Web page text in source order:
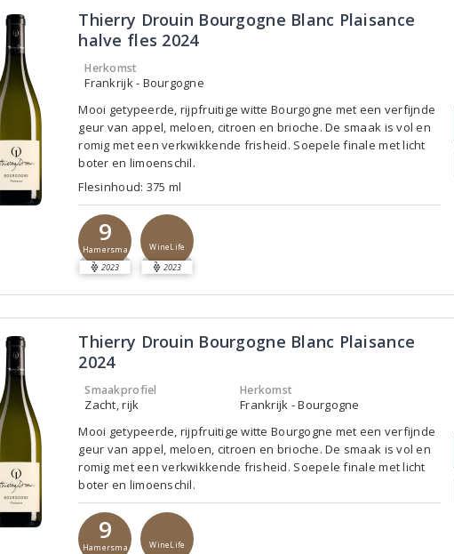
Thierry Drouin Bourgogne Blanc Plaisance
halve fles 2024
Herkomst
Frankrijk - Bourgogne
Mooi getypeerde, rijpfruitige witte Bourgogne met een verfijnde
geur van appel, meloen, citroen en brioche. De smaak is vol en
romig met een verkwikkende frisheid. Soepele finale met licht
boter en limoenschil.
Flesinhoud: 375 ml
9
Hamersma
2023
WineLife
2023
Thierry Drouin Bourgogne Blanc Plaisance
2024
Smaakprofiel
Zacht, rijk
Herkomst
Frankrijk - Bourgogne
Mooi getypeerde, rijpfruitige witte Bourgogne met een verfijnde
geur van appel, meloen, citroen en brioche. De smaak is vol en
romig met een verkwikkende frisheid. Soepele finale met licht
boter en limoenschil.
9
Hamersma WineLife